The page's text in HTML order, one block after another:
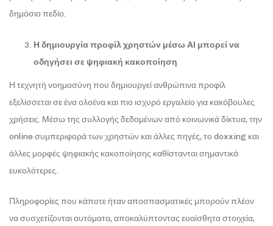
δημόσιο πεδίο.
Η δημιουργία προφίλ χρηστών μέσω ΑΙ μπορεί να
οδηγήσει σε ψηφιακή κακοποίηση
Η τεχνητή νοημοσύνη που δημιουργεί ανθρώπινα προφίλ
εξελίσσεται σε ένα ολοένα και πιο ισχυρό εργαλείο για κακόβουλες
χρήσεις. Μέσω της συλλογής δεδομένων από κοινωνικά δίκτυα, την
online συμπεριφορά των χρηστών και άλλες πηγές, το doxxing και
άλλες μορφές ψηφιακής κακοποίησης καθίστανται σημαντικά
ευκολότερες.
Πληροφορίες που κάποτε ήταν αποσπασματικές μπορούν πλέον
να συσχετίζονται αυτόματα, αποκαλύπτοντας ευαίσθητα στοιχεία,